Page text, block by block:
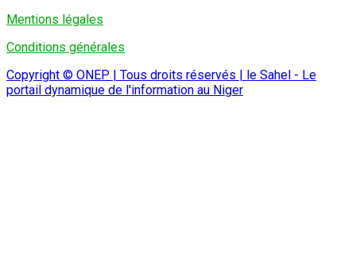
Mentions légales
Conditions générales
Copyright © ONEP | Tous droits réservés | le Sahel - Le
portail dynamique de l'information au Niger